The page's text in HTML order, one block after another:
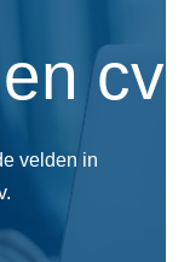
cv
velden in